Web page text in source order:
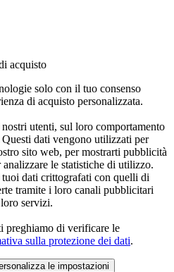
acquisto
solo con il tuo consenso
di acquisto personalizzata.
utenti, sul loro comportamento
dati vengono utilizzati per
sito web, per mostrarti pubblicità
le statistiche di utilizzo.
dati crittografati con quelli di
tramite i loro canali pubblicitari
servizi.
preghiamo di verificare le
sulla protezione dei dati.
le impostazioni